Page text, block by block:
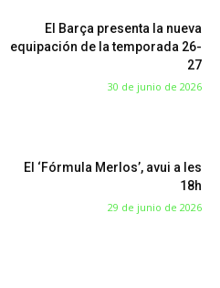
El Barça presenta la nueva
equipación de la temporada 26-
27
30 de junio de 2026
El ‘Fórmula Merlos’, avui a les
18h
29 de junio de 2026